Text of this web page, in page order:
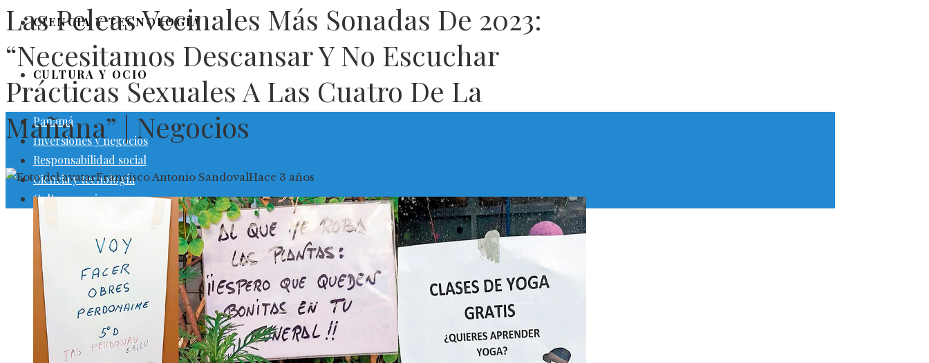
CIENCIA Y TECNOLOGÍA
CULTURA Y OCIO
Panamá
Inversiones y negocios
Responsabilidad social
Ciencia y tecnología
Cultura y ocio
Las Peleas Vecinales Más Sonadas De 2023:
“Necesitamos Descansar Y No Escuchar
Prácticas Sexuales A Las Cuatro De La
Mañana” | Negocios
Francisco Antonio SandovalHace 3 años